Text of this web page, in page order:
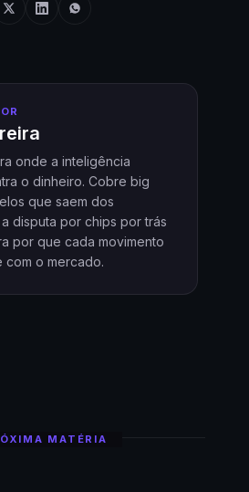
onde a inteligência
o dinheiro. Cobre big
que saem dos
disputa por chips por trás
por que cada movimento
com o mercado.
MATÉRIA